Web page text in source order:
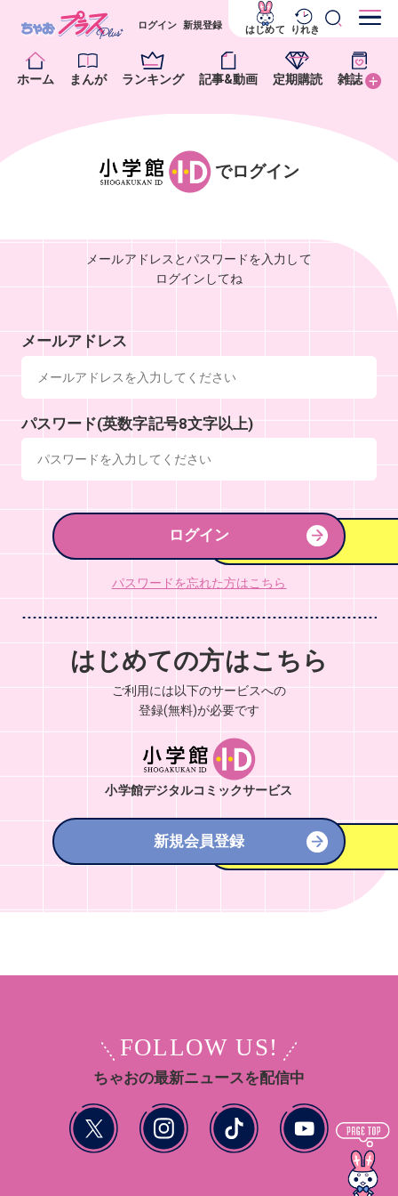
ホーム まんが ランキング 記事&動画 定期購読 雑誌
ログイン 新規登録 はじめて りれき
でログイン
メールアドレスとパスワードを入力して
ログインしてね
メールアドレス
パスワード(英数字記号8文字以上)
ログイン
パスワードを忘れた方はこちら
はじめての方はこちら
ご利用には以下のサービスへの
登録(無料)が必要です
小学館デジタルコミックサービス
新規会員登録
FOLLOW US!
ちゃおの最新ニュースを配信中